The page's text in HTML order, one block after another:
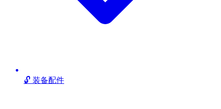
🔓 装备配件